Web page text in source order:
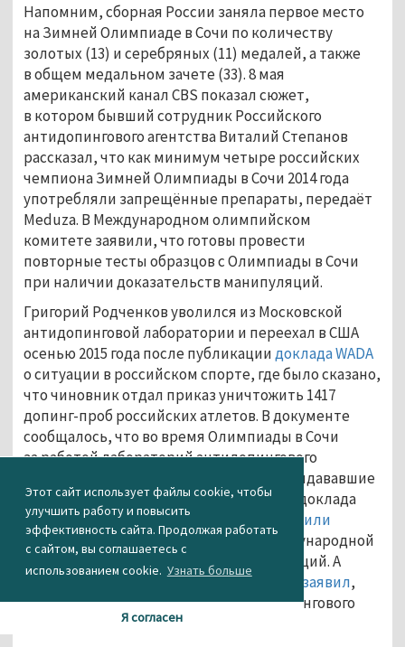
Этот сайт использует файлы cookie, чтобы
улучшить работу и повысить
эффективность сайта. Продолжая работать
с сайтом, вы соглашаетесь с
использованием cookie. Узнать больше
Я согласен
Напомним, сборная России заняла первое место
на Зимней Олимпиаде в Сочи по количеству
золотых (13) и серебряных (11) медалей, а также
в общем медальном зачете (33). 8 мая
американский канал CBS показал сюжет,
в котором бывший сотрудник Российского
антидопингового агентства Виталий Степанов
рассказал, что как минимум четыре российских
чемпиона Зимней Олимпиады в Сочи 2014 года
употребляли запрещённые препараты, передаёт
Meduza. В Международном олимпийском
комитете заявили, что готовы провести
повторные тесты образцов с Олимпиады в Сочи
при наличии доказательств манипуляций.
Григорий Родченков уволился из Московской
антидопинговой лаборатории и переехал в США
осенью 2015 года после публикациидоклада WADA
о ситуации в российском спорте, где было сказано,
что чиновник отдал приказ уничтожить 1417
допинг-проб российских атлетов. В документе
сообщалось, что во время Олимпиады в Сочи
за работой лабораторий антидопингового
агентства следили «сотрудники ФСБ, выдававшие
себя за инженеров». После публикации доклада
WADA российских легкоатлетов отстранили
от всех соревнований под эгидой Международной
ассоциации легкоатлетических федераций. А
министр спорта России Виталий Мутко заявил,
что готов оставить свой пост из-за допингового